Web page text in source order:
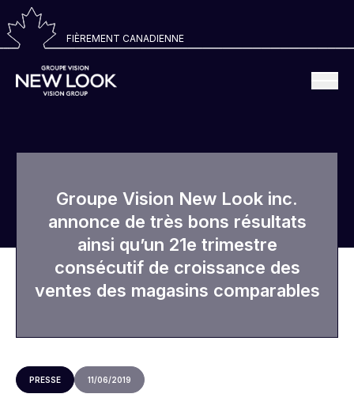
FIÈREMENT CANADIENNE
Groupe Vision New Look inc.
annonce de très bons résultats
ainsi qu’un 21e trimestre
consécutif de croissance des
ventes des magasins comparables
PRESSE 11/06/2019